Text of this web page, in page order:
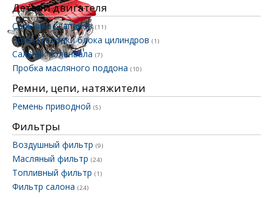
Детали двигателя
Сальники клапанов(11)
Болты головки блока цилиндров (1)
Сальник коленвала (7)
Пробка масляного поддона (10)
Ремни, цепи, натяжители
Ремень приводной (5)
Фильтры
Воздушный фильтр (9)
Масляный фильтр (24)
Топливный фильтр (1)
Фильтр салона (24)